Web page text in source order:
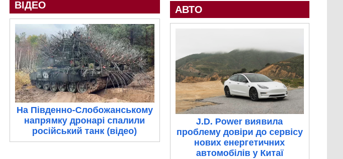
ВІДЕО
На Південно-Слобожанському
напрямку дронарі спалили
російський танк (відео)
АВТО
J.D. Power виявила
проблему довіри до сервісу
нових енергетичних
автомобілів у Китаї